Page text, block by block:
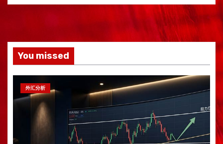
You missed
外汇分析